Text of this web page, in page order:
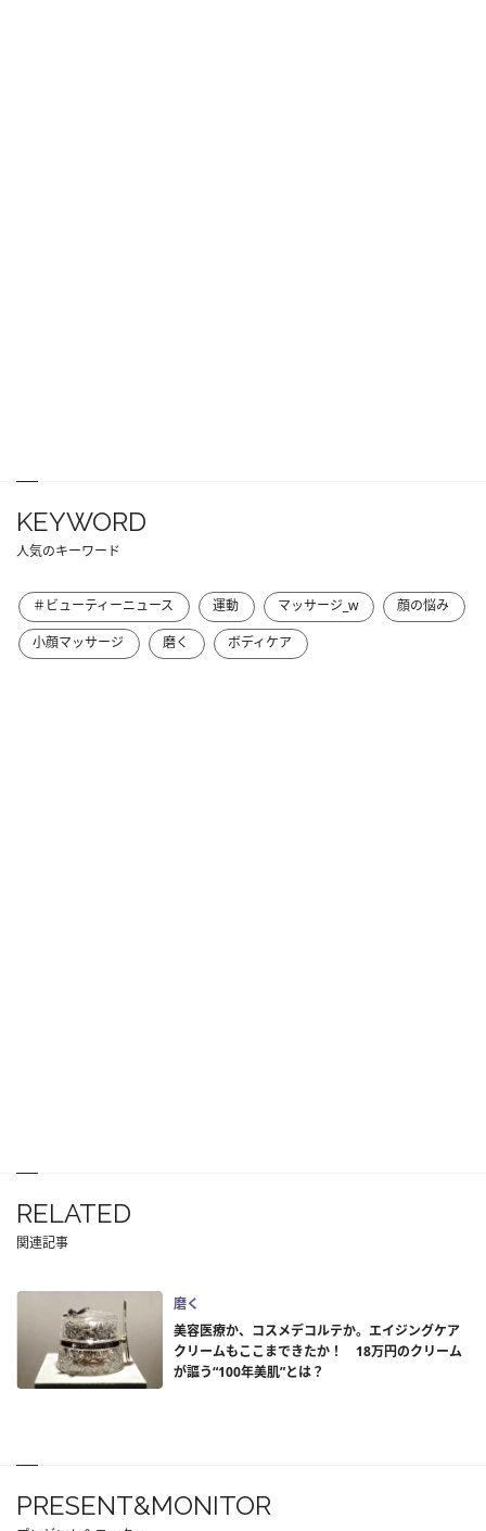
KEYWORD
人気のキーワード
＃ビューティーニュース 運動 マッサージ_w
顔の悩み
小顔マッサージ
磨く ボディケア
RELATED
関連記事
磨く
美容医療か、コスメデコルテか。エイジングケア
クリームもここまできたか！ 18万円のクリーム
が謳う“100年美肌”とは？
PRESENT&MONITOR